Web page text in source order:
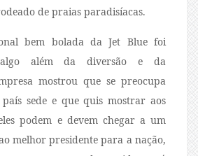
de praias paradisíacas.
bem bolada da Jet Blue foi
além da diversão e da
mostrou que se preocupa
sede e que quis mostrar aos
podem e devem chegar a um
melhor presidente para a nação,